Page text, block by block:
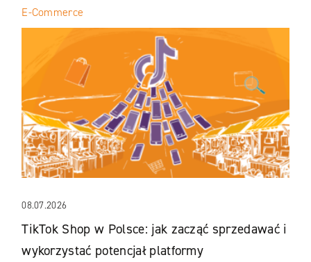
08.07.2026
TikTok Shop w Polsce: jak zacząć sprzedawać i
wykorzystać potencjał platformy
E-Commerce